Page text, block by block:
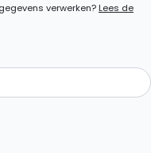
verwerken?Lees de